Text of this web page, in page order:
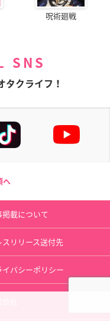
呪術廻戦
SNS
タクライフ！
へ
掲載について
スリリース送付先
イバシーポリシー